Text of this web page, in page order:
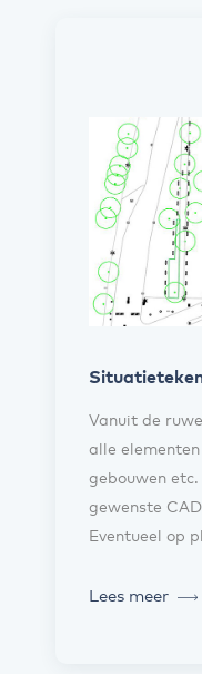
Vanuit de
alle
gebouwen
gewenste
Eventueel op
Lees meer